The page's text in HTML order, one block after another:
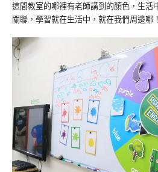
這間教室的哪裡有老師講到的顏色，生活
關聯，學習就在生活中，就在我們周邊哪！